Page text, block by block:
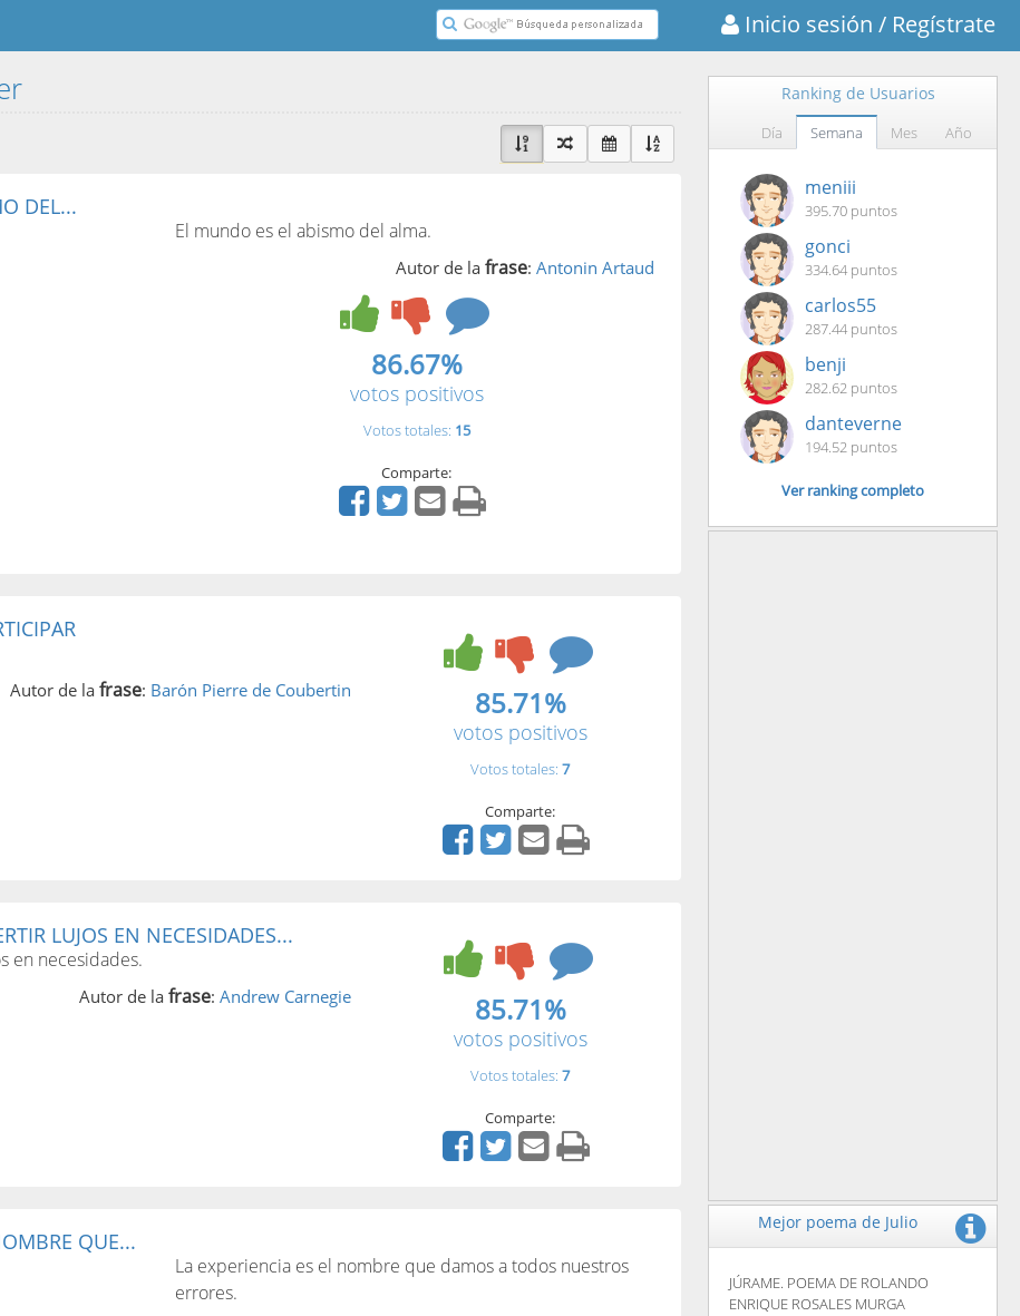
Inicio sesión / Regístrate
DEL...
El mundo es el abismo del alma.
Autor de la frase: Antonin Artaud
86.67%
votos positivos
Votos totales: 15
Comparte:
Autor de la frase: Barón Pierre de Coubertin 85.71%
votos positivos
Votos totales: 7
Comparte:
LUJOS EN NECESIDADES...
en necesidades.
Autor de la frase: Andrew Carnegie 85.71%
votos positivos
Votos totales: 7
Comparte:
QUE...
La experiencia es el nombre que damos a todos nuestros
errores.
Ranking de Usuarios
Día Semana Mes Año
meniii
395.70 puntos
gonci
334.64 puntos
carlos55
287.44 puntos
benji
282.62 puntos
danteverne
194.52 puntos
Ver ranking completo
Mejor poema de Julio
JÚRAME. POEMA DE ROLANDO
ENRIQUE ROSALES MURGA